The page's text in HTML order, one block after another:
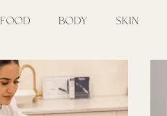
FOOD BODY SKIN